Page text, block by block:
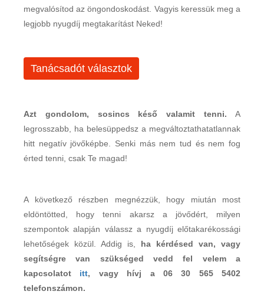
megvalósítod az öngondoskodást. Vagyis keressük meg a
legjobb nyugdíj megtakarítást Neked!
Tanácsadót választok
Azt gondolom, sosincs késő valamit tenni. A
legrosszabb, ha belesüppedsz a megváltoztathatatlannak
hitt negatív jövőképbe. Senki más nem tud és nem fog
érted tenni, csak Te magad!
A következő részben megnézzük, hogy miután most
eldöntötted, hogy tenni akarsz a jövődért, milyen
szempontok alapján válassz a nyugdíj előtakarékossági
lehetőségek közül. Addig is, ha kérdésed van, vagy
segítségre van szükséged vedd fel velem a
kapcsolatot itt, vagy hívj a 06 30 565 5402
telefonszámon.